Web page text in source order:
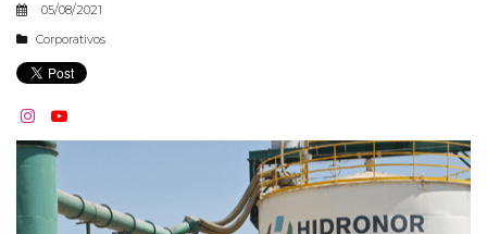
05/08/2021
Corporativos
 